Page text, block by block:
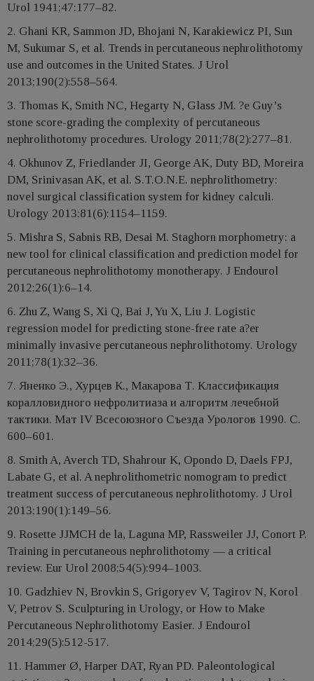
Urol 1941;47:177–82.
2. Ghani KR, Sammon JD, Bhojani N, Karakiewicz PI, Sun
M, Sukumar S, et al. Trends in percutaneous nephrolithotomy
use and outcomes in the United States. J Urol
2013;190(2):558–564.
3. Thomas K, Smith NC, Hegarty N, Glass JM. ?e Guy’s
stone score-grading the complexity of percutaneous
nephrolithotomy procedures. Urology 2011;78(2):277–81.
4. Okhunov Z, Friedlander JI, George AK, Duty BD, Moreira
DM, Srinivasan AK, et al. S.T.O.N.E. nephrolithometry:
novel surgical classification system for kidney calculi.
Urology 2013;81(6):1154–1159.
5. Mishra S, Sabnis RB, Desai M. Staghorn morphometry: a
new tool for clinical classification and prediction model for
percutaneous nephrolithotomy monotherapy. J Endourol
2012;26(1):6–14.
6. Zhu Z, Wang S, Xi Q, Bai J, Yu X, Liu J. Logistic
regression model for predicting stone-free rate a?er
minimally invasive percutaneous nephrolithotomy. Urology
2011;78(1):32–36.
7. Яненко Э., Хурцев К., Макарова Т. Классификация
коралловидного нефролитиаза и алгоритм лечебной
тактики. Мат IV Всесоюзного Съезда Урологов 1990. С.
600–601.
8. Smith A, Averch TD, Shahrour K, Opondo D, Daels FPJ,
Labate G, et al. A nephrolithometric nomogram to predict
treatment success of percutaneous nephrolithotomy. J Urol
2013;190(1):149–56.
9. Rosette JJMCH de la, Laguna MP, Rassweiler JJ, Conort P.
Training in percutaneous nephrolithotomy — a critical
review. Eur Urol 2008;54(5):994–1003.
10. Gadzhiev N, Brovkin S, Grigoryev V, Tagirov N, Korol
V, Petrov S. Sculpturing in Urology, or How to Make
Percutaneous Nephrolithotomy Easier. J Endourol
2014;29(5):512-517.
11. Hammer Ø, Harper DAT, Ryan PD. Paleontological